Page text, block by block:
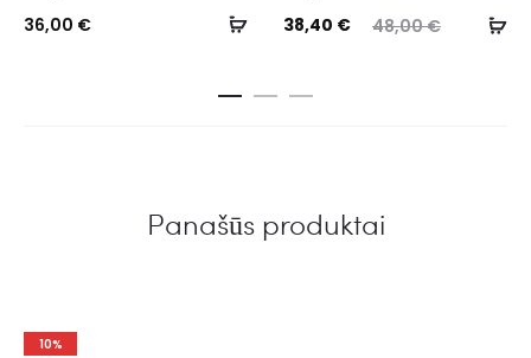
36,00 €
48,00€
38,40 €
Panašūs produktai
10%